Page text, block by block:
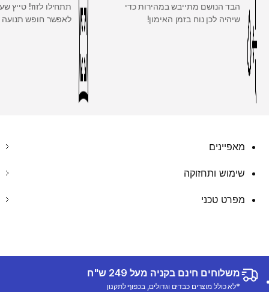
הבד הנושם מתייבש במהירות כדי
שיהיה לכן נוח בזמן האימון!
תתחילו לזוז! טייץ
לאפשר חופש
מאפיינים
שימוש ותחזוקה
מפרט טכני
משלוחים חינם בקניה מעל 249 ש"ח
*לא כולל מוצרים כבדים וגדולים, בכפוף לתקנון